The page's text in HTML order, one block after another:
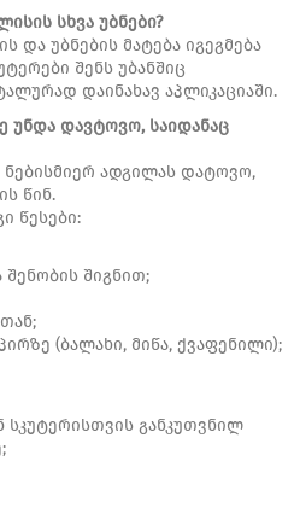
სხვა უბნები?
და უბნების მატება იგეგმება
შენს უბანშიც
დაინახავ აპლიკაციაში.
უნდა დავტოვო, საიდანაც
ნებისმიერ ადგილას დატოვო,
წინ.
წესები:
შენობის შიგნით;
(ბალახი, მიწა, ქვაფენილი);
განკუთვნილ